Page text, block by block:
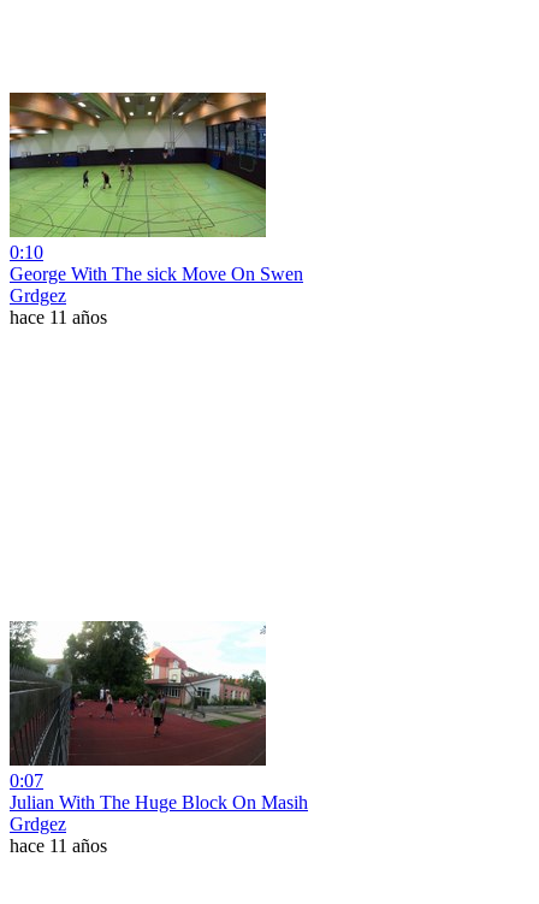
0:10
George With The sick Move On Swen
Grdgez
hace 11 años
0:07
Julian With The Huge Block On Masih
Grdgez
hace 11 años